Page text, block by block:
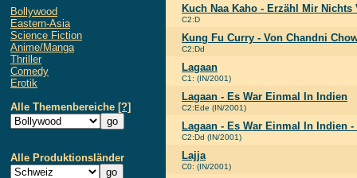
Bollywood
Eastern-Asia
Science Fiction
Anime/Manga
Thriller
Comedy
Erotik
Alle Themenbereiche [?]
Alle Produktionsländer
Kuch Naa Kaho - Erzähl Mir Nichts
C2:D
Kung Fu Curry - Von Chandni
C2:Dd
Lagaan
C1: (IN/2001)
Lagaan - Es War Einmal In Indien
C2:Ede (IN/2001)
Lagaan - Es War Einmal In Indien
C2:Dd (IN/2001)
Lajja
C0: (IN/2001)